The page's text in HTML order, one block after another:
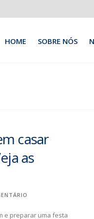
HOME SOBRE NÓS
casar
as
e preparar uma festa